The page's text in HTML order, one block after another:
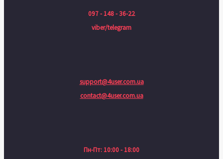
097 - 148 - 36-22
viber/telegram
support@4user.com.ua
contact@4user.com.ua
Пн-Пт: 10:00 - 18:00